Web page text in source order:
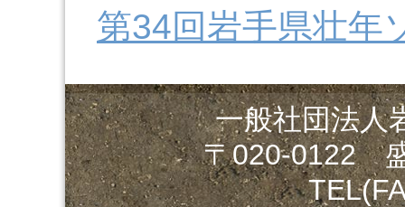
第34回岩手県壮年
一般社団法人
〒020-0122